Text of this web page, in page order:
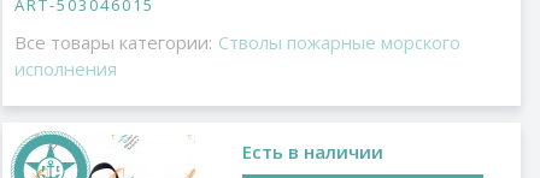
ART-503046015
Все товары категории: Стволы пожарные морского
исполнения
Есть в наличии